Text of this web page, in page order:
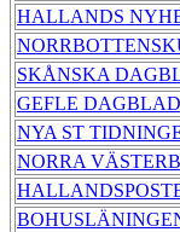
HALLANDS
SKÅNSKA
GEFLE
NYA ST
NORRA